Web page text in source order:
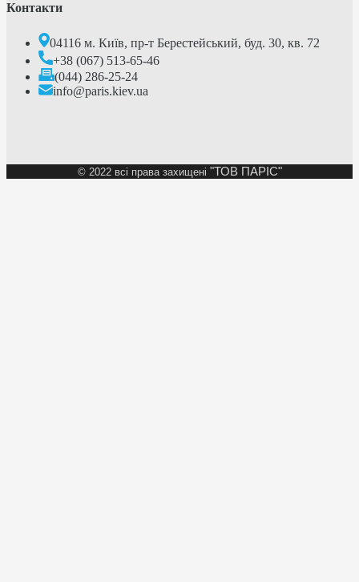
Контакти
04116 м. Київ, пр-т Берестейський, буд. 30, кв. 72
+38 (067) 513-65-46
(044) 286-25-24
info@paris.kiev.ua
© 2022 всі права захищені "ТОВ ПАРІС"